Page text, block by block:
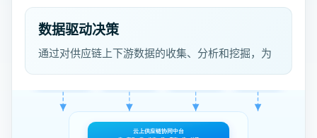
变、丰富营销工具，增强市场竞争力，实现共赢发
展。
数据驱动决策
通过对供应链上下游数据的收集、分析和挖掘，为
议，帮助企业实现数据驱动的决策，更好地应对市
场变化。